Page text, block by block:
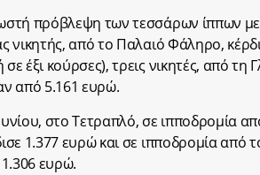
πρόβλεψη των τεσσάρων ίππων με
νικητής, από το Παλαιό Φάληρο,
έξι κούρσες), τρεις νικητές, από τη
από 5.161 ευρώ.
στο Τετραπλό, σε ιπποδρομία
1.377 ευρώ και σε ιπποδρομία από
1.306 ευρώ.